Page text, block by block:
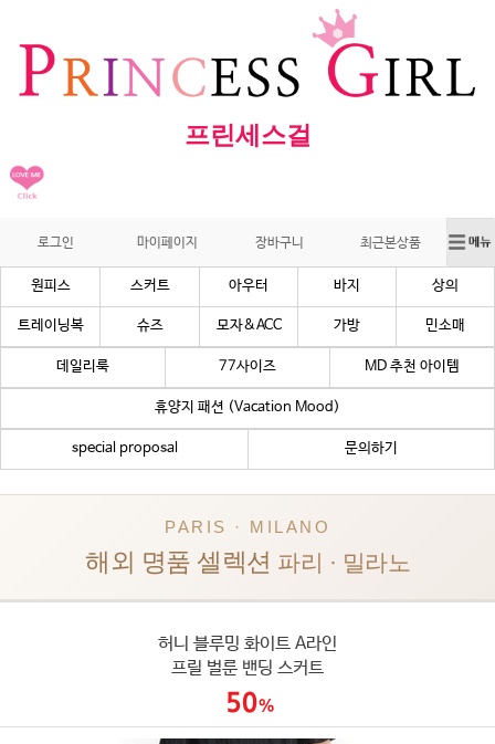
프린세스걸
로그인 마이페이지 장바구니 최근본상품
원피스 스커트 아우터 바지 상의
트레이닝복 슈즈 모자&ACC 가방 민소매
데일리룩 77사이즈 MD 추천 아이템
휴양지 패션 (Vacation Mood)
special proposal 문의하기
PARIS · MILANO
해외 명품 셀렉션 파리 · 밀라노
허니 블루밍 화이트 A라인
프릴 벌룬 밴딩 스커트